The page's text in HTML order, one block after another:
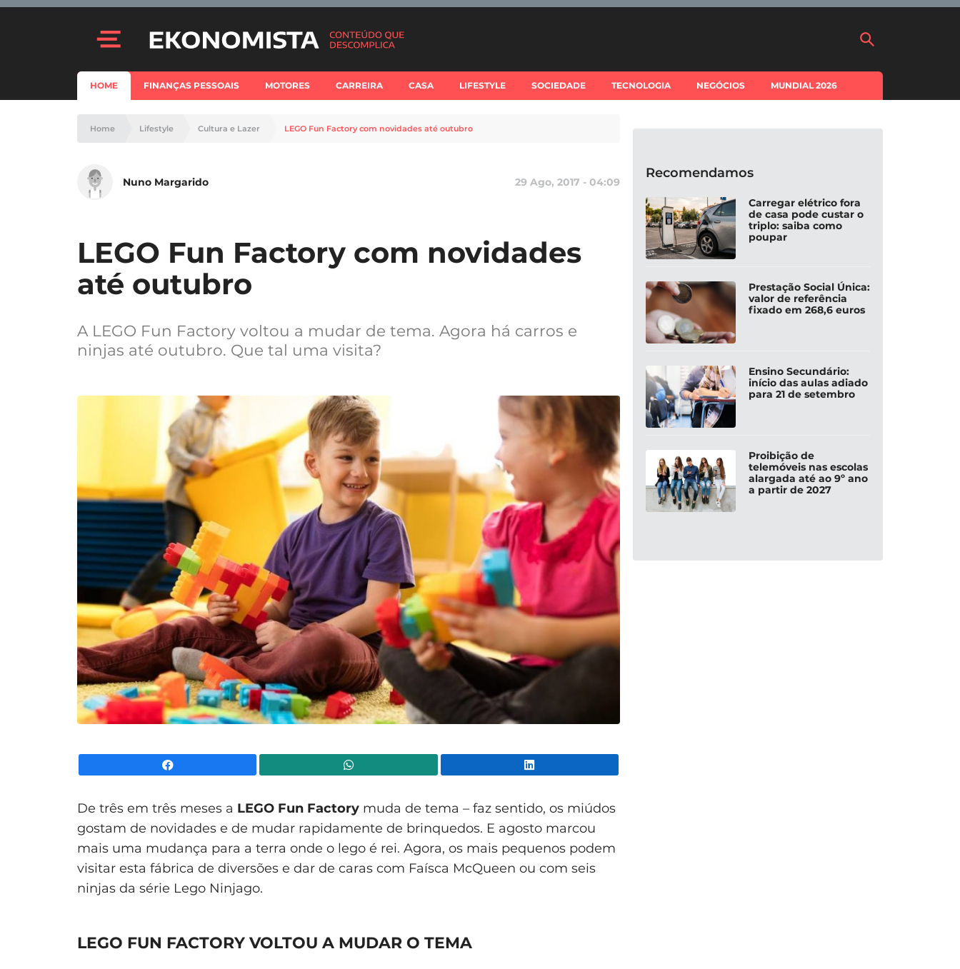
HOME FINANÇAS PESSOAIS MOTORES CARREIRA CASA LIFESTYLE SOCIEDADE TECNOLOGIA NEGÓCIOS MUNDIAL 2026
Home Lifestyle Cultura e Lazer LEGO Fun Factory com novidades até outubro
Nuno Margarido 29 Ago, 2017 - 04:09
LEGO Fun Factory com novidades
até outubro
A LEGO Fun Factory voltou a mudar de tema. Agora há carros e
ninjas até outubro. Que tal uma visita?
De três em três meses a LEGO Fun Factory muda de tema – faz sentido, os miúdos
gostam de novidades e de mudar rapidamente de brinquedos. E agosto marcou
mais uma mudança para a terra onde o lego é rei. Agora, os mais pequenos podem
visitar esta fábrica de diversões e dar de caras com Faísca McQueen ou com seis
ninjas da série Lego Ninjago.
LEGO FUN FACTORY VOLTOU A MUDAR O TEMA
Recomendamos
Carregar elétrico fora
de casa pode custar o
triplo: saiba como
poupar
Prestação Social Única:
valor de referência
fixado em 268,6 euros
Ensino Secundário:
início das aulas adiado
para 21 de setembro
Proibição de
telemóveis nas escolas
alargada até ao 9º ano
a partir de 2027